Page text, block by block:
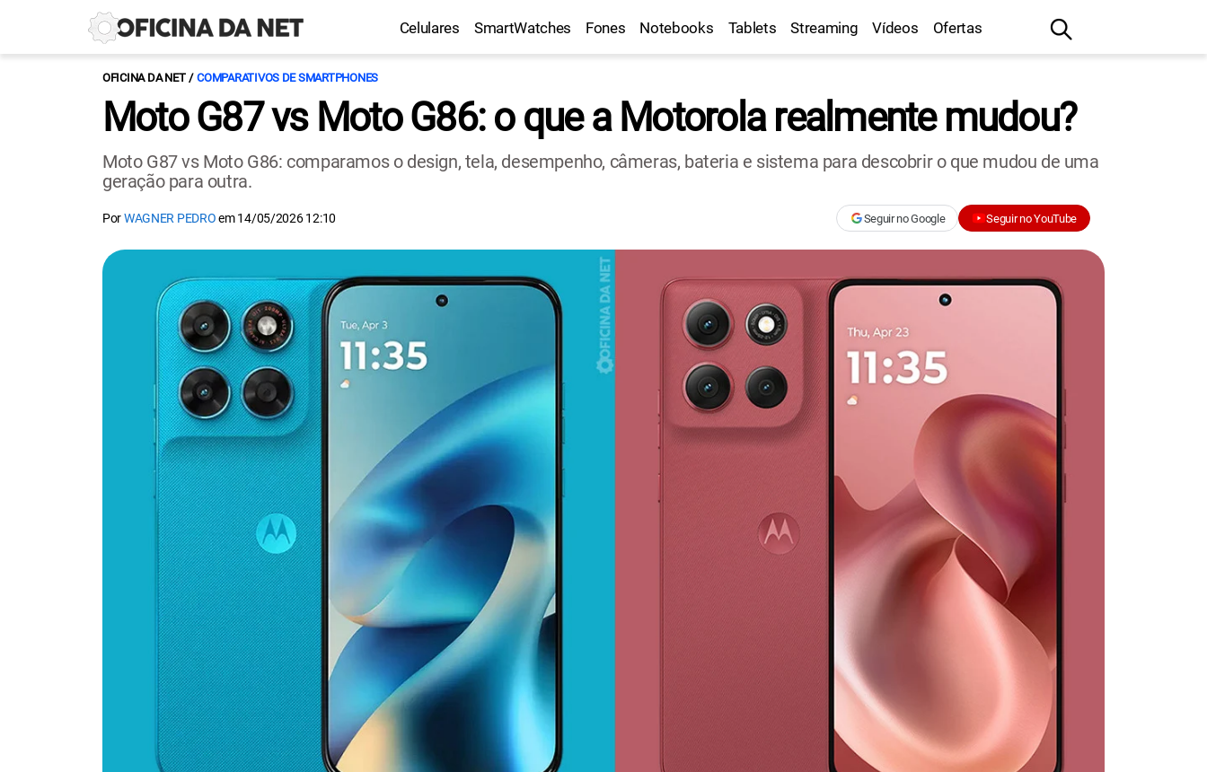
Celulares SmartWatches Fones Notebooks Tablets Streaming Vídeos Ofertas
OFICINA DA NET COMPARATIVOS DE SMARTPHONES
Moto G87 vs Moto G86: o que a Motorola realmente mudou?
Moto G87 vs Moto G86: comparamos o design, tela, desempenho, câmeras, bateria e sistema para descobrir o que mudou de uma
geração para outra.
PorWAGNER PEDROem14/05/2026 12:10 Seguir no Google Seguir no YouTube